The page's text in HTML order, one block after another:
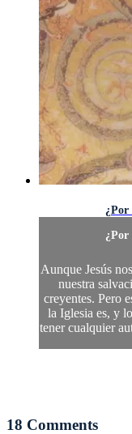
¿Por
¿Por
Aunque Jesús
nuestra
creyentes. Pero
la Iglesia es, y
tener cualquier
18 Comments